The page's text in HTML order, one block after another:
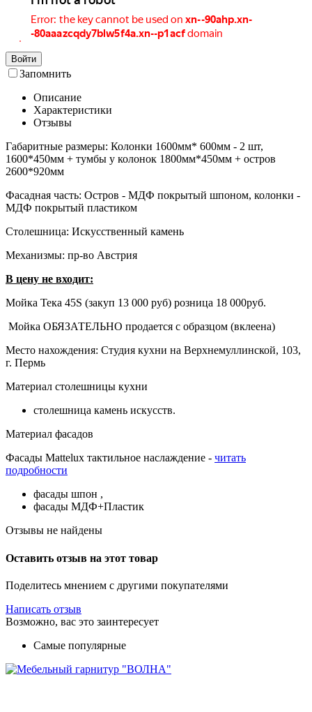
Войти
Запомнить
Описание
Характеристики
Отзывы
Габаритные размеры: Колонки 1600мм* 600мм - 2 шт,
1600*450мм + тумбы у колонок 1800мм*450мм + остров
2600*920мм
Фасадная часть: Остров - МДФ покрытый шпоном, колонки -
МДФ покрытый пластиком
Столешница: Искусственный камень
Механизмы: пр-во Австрия
В цену не входит:
Мойка Тека 45S (закуп 13 000 руб) розница 18 000руб.
Мойка ОБЯЗАТЕЛЬНО продается с образцом (вклеена)
Место нахождения: Студия кухни на Верхнемуллинской, 103,
г. Пермь
Материал столешницы кухни
столешница камень искусств.
Материал фасадов
Фасады Mattelux тактильное наслаждение - читать
подробности
фасады шпон ,
фасады МДФ+Пластик
Отзывы не найдены
Оставить отзыв на этот товар
Поделитесь мнением с другими покупателями
Написать отзыв
Возможно, вас это заинтересует
Самые популярные